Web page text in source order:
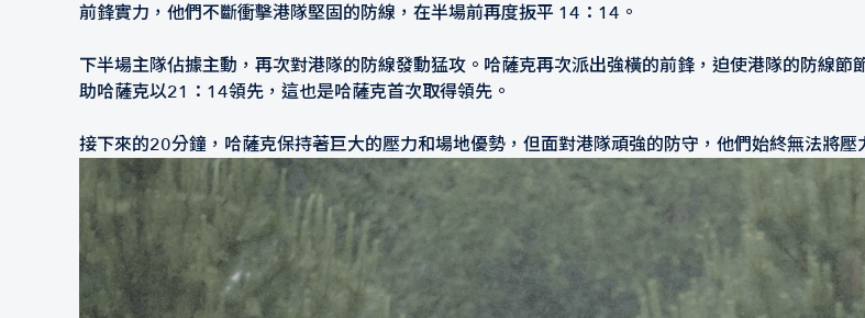
前鋒實力，他們不斷衝擊港隊堅固的防線，在半場前再度扳平 14：14。
下半場主隊佔據主動，再次對港隊的防線發動猛攻。哈薩克再次派出強橫的前鋒，迫使港隊的防線
助哈薩克以21：14領先，這也是哈薩克首次取得領先。
接下來的20分鐘，哈薩克保持著巨大的壓力和場地優勢，但面對港隊頑強的防守，他們始終無法將